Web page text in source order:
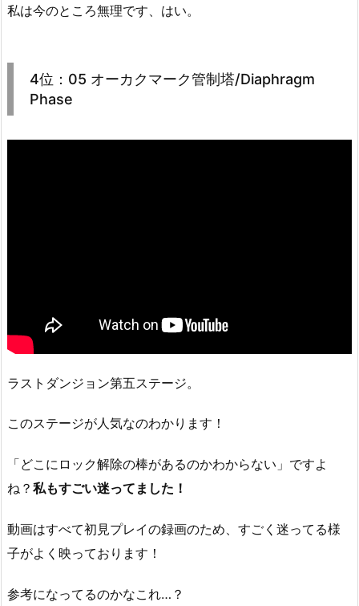
私は今のところ無理です、はい。
4位：05 オーカクマーク管制塔/Diaphragm
Phase
ラストダンジョン第五ステージ。
このステージが人気なのわかります！
「どこにロック解除の棒があるのかわからない」ですよ
ね？ 私もすごい迷ってました！
動画はすべて初見プレイの録画のため、すごく迷ってる様
子がよく映っております！
参考になってるのかなこれ…？